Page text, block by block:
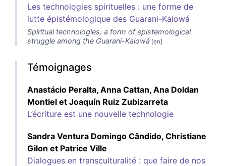
Les technologies spirituelles : une forme de
lutte épistémologique des Guarani-Kaiowá
Spiritual technologies: a form of epistemological
struggle among the Guarani-Kaiowá
Témoignages
Anastácio Peralta, Anna Cattan, Ana Doldan
Montiel et Joaquín Ruiz Zubizarreta
L’écriture est une nouvelle technologie
Sandra Ventura Domingo Cândido, Christiane
Gilon et Patrice Ville
Dialogues en transculturalité : que faire de nos